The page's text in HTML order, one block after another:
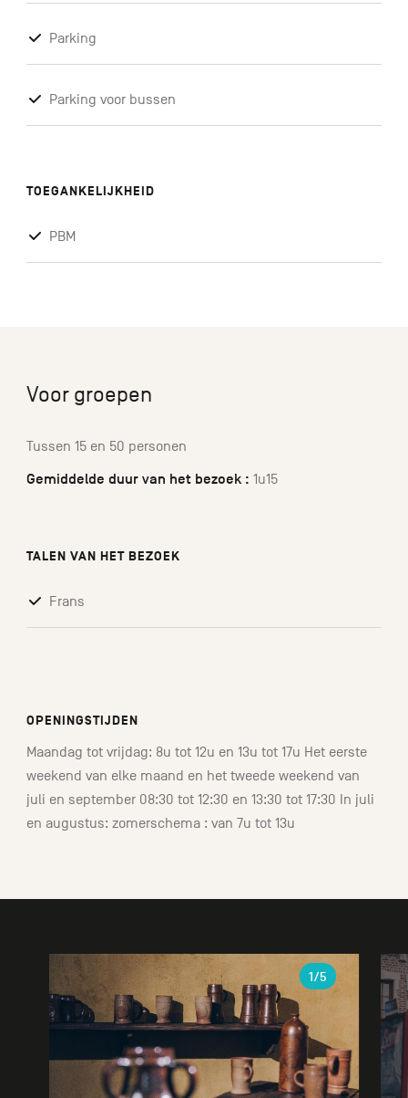
Parking
Parking voor bussen
TOEGANKELIJKHEID
PBM
Voor groepen
Tussen 15 en 50 personen
Gemiddelde duur van het bezoek : 1u15
TALEN VAN HET BEZOEK
Frans
OPENINGSTIJDEN
Maandag tot vrijdag: 8u tot 12u en 13u tot 17u Het eerste
weekend van elke maand en het tweede weekend van
juli en september 08:30 tot 12:30 en 13:30 tot 17:30 In juli
en augustus: zomerschema : van 7u tot 13u
Galerie
1/5